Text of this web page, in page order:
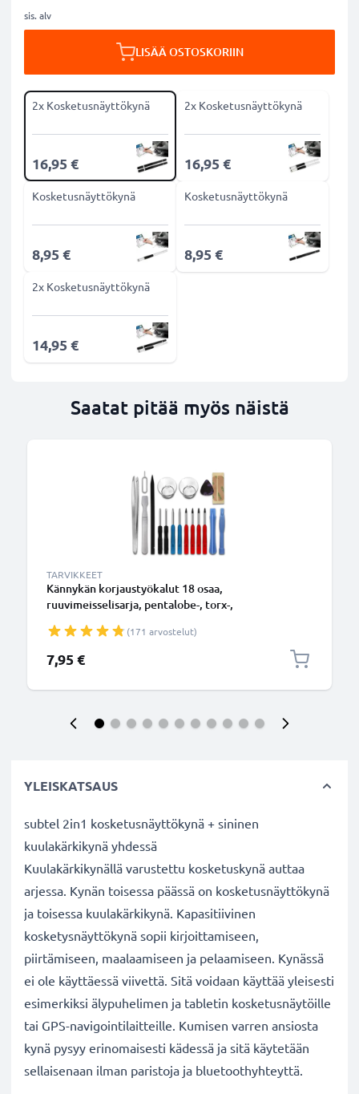
sis. alv
LISÄÄ OSTOSKORIIN
2x Kosketusnäyttökynä
16,95 €
2x Kosketusnäyttökynä
16,95 €
Kosketusnäyttökynä
8,95 €
Kosketusnäyttökynä
8,95 €
2x Kosketusnäyttökynä
14,95 €
Saatat pitää myös näistä
TARVIKKEET
Kännykän korjaustyökalut 18 osaa,
ruuvimeisselisarja, pentalobe-, torx-,
pinsetit ja tarra - älypuhelimen avaustyökalut
tarkkuustyöhön
(171 arvostelut)
7,95 €
YLEISKATSAUS
subtel 2in1 kosketusnäyttökynä + sininen
kuulakärkikynä yhdessä
Kuulakärkikynällä varustettu kosketuskynä auttaa
arjessa. Kynän toisessa päässä on kosketusnäyttökynä
ja toisessa kuulakärkikynä. Kapasitiivinen
kosketysnäyttökynä sopii kirjoittamiseen,
piirtämiseen, maalaamiseen ja pelaamiseen. Kynässä
ei ole käyttäessä viivettä. Sitä voidaan käyttää yleisesti
esimerkiksi älypuhelimen ja tabletin kosketusnäytöille
tai GPS-navigointilaitteille. Kumisen varren ansiosta
kynä pysyy erinomaisesti kädessä ja sitä käytetään
sellaisenaan ilman paristoja ja bluetoothyhteyttä.